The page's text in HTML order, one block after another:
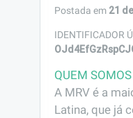
Postada em 21
IDENTIFICADOR
QUEM SOMOS
A MRV é a
Latina, que já